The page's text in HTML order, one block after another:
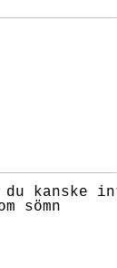
du kanske
sömn